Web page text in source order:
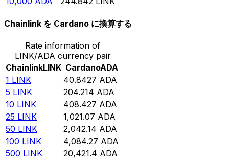
Chainlink を Cardano に換算する
Rate information of
LINK/ADA currency pair
ChainlinkLINK CardanoADA
1 LINK 40.8427 ADA
5 LINK 204.214 ADA
10 LINK 408.427 ADA
25 LINK 1,021.07 ADA
50 LINK 2,042.14 ADA
100 LINK 4,084.27 ADA
500 LINK 20,421.4 ADA